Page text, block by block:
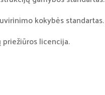
kokybės standartas.
licencija.